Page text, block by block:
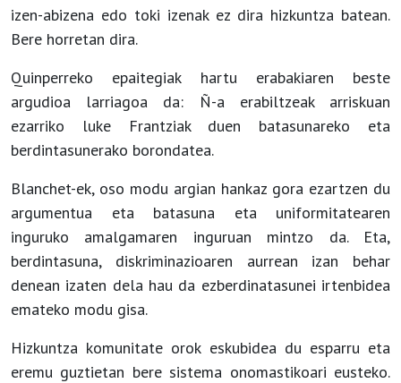
izen-abizena edo toki izenak ez dira hizkuntza batean.
Bere horretan dira.
Quinperreko epaitegiak hartu erabakiaren beste
argudioa larriagoa da: Ñ-a erabiltzeak arriskuan
ezarriko luke Frantziak duen batasunareko eta
berdintasunerako borondatea.
Blanchet-ek, oso modu argian hankaz gora ezartzen du
argumentua eta batasuna eta uniformitatearen
inguruko amalgamaren inguruan mintzo da. Eta,
berdintasuna, diskriminazioaren aurrean izan behar
denean izaten dela hau da ezberdinatasunei irtenbidea
emateko modu gisa.
Hizkuntza komunitate orok eskubidea du esparru eta
eremu guztietan bere sistema onomastikoari eusteko.